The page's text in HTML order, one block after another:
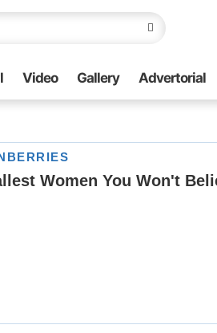
Video Gallery Advertorial